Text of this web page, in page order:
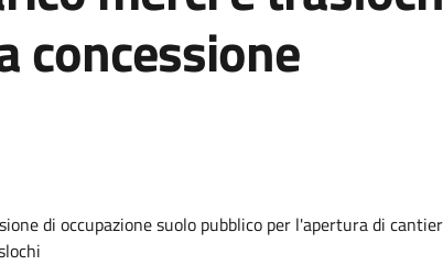
concessione
di occupazione suolo pubblico per l'apertura di